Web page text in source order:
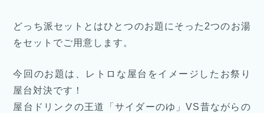
どっち派セットとはひとつのお題にそった2つのお湯
をセットでご用意します。
今回のお題は、レトロな屋台をイメージしたお祭り
屋台対決です！
屋台ドリンクの王道「サイダーのゆ」VS昔ながらの